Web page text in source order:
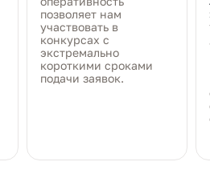
позволяет нам
участвовать в
конкурсах с
экстремально
короткими сроками
подачи заявок.